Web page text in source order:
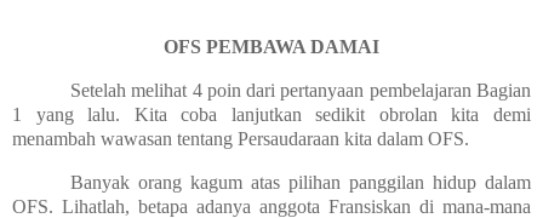
OFS PEMBAWA DAMAI
Setelah melihat 4 poin dari pertanyaan pembelajaran Bagian
1 yang lalu. Kita coba lanjutkan sedikit obrolan kita demi
menambah wawasan tentang Persaudaraan kita dalam OFS.
Banyak orang kagum atas pilihan panggilan hidup dalam
OFS. Lihatlah, betapa adanya anggota Fransiskan di mana-mana